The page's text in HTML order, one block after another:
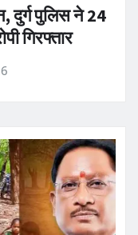
दुर्ग पुलिस ने 24
गिरफ्तार